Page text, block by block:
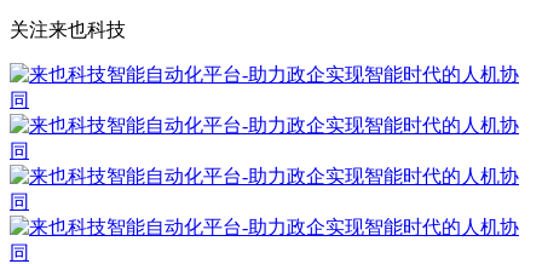
关注来也科技